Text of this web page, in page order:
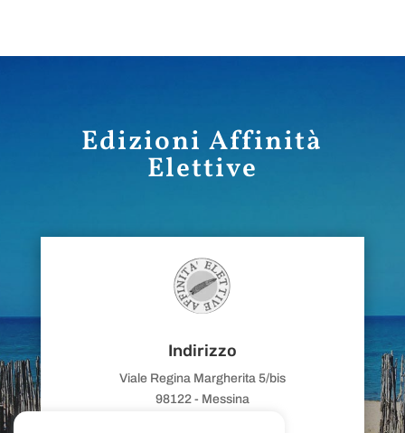
Edizioni Affinità
Elettive
Indirizzo
Viale Regina Margherita 5/bis
98122 - Messina